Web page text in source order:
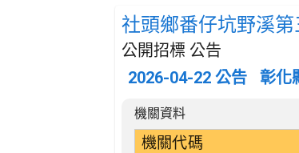
社頭鄉番仔坑野溪
公開招標 公告
2026-04-22 公告 彰化
招標公告詳細內容
機關資料
機關代碼